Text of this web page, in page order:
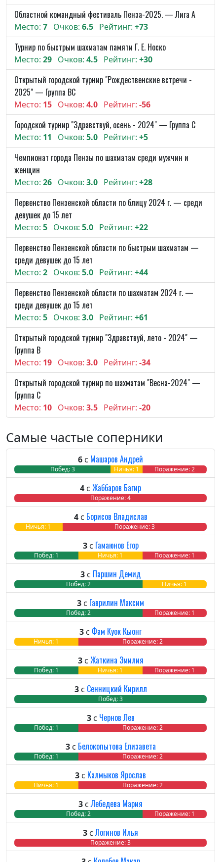
Областной командный фестиваль Пенза-2025. — Лига A
Место: 7 Очков: 6.5 Рейтинг: +73
Турнир по быстрым шахматам памяти Г. Е. Носко
Место: 29 Очков: 4.5 Рейтинг: +30
Открытый городской турнир "Рождественские встречи -
2025" — Группа BC
Место: 15 Очков: 4.0 Рейтинг: -56
Городской турнир "Здравствуй, осень - 2024" — Группа C
Место: 11 Очков: 5.0 Рейтинг: +5
Чемпионат города Пензы по шахматам среди мужчин и
женщин
Место: 26 Очков: 3.0 Рейтинг: +28
Первенство Пензенской области по блицу 2024 г. — среди
девушек до 15 лет
Место: 5 Очков: 5.0 Рейтинг: +22
Первенство Пензенской области по быстрым шахматам —
среди девушек до 15 лет
Место: 2 Очков: 5.0 Рейтинг: +44
Первенство Пензенской области по шахматам 2024 г. —
среди девушек до 15 лет
Место: 5 Очков: 3.0 Рейтинг: +61
Открытый городской турнир "Здравствуй, лето - 2024" —
Группа B
Место: 19 Очков: 3.0 Рейтинг: -34
Открытый городской турнир по шахматам "Весна-2024" —
Группа С
Место: 10 Очков: 3.5 Рейтинг: -20
Самые частые соперники
6 с Машаров Андрей
Побед: 3 Ничья: 1 Поражение: 2
4 с Жаббаров Багир
Побед: 0
Ничья: 0 Поражение: 4
4с Борисов Владислав
Побед: 0Ничья: 1 Поражение: 3
3с Гамаюнов Егор
Побед: 1 Ничья: 1 Поражение: 1
3 с Паршин Демид
Побед: 2 Ничья: 1
3 с Гаврилин Максим
Побед: 2 Ничья: 0
Поражение: 1
3 с Фам Куок Кыонг
Побед: 0Ничья: 1 Поражение: 2
3с Жаткина Эмилия
Побед: 1 Ничья: 1 Поражение: 1
3с Сенницкий Кирилл
Побед: 3
3с Чернов Лев
Побед: 1 Поражение: 2
3с Белокопытова Елизавета
Побед: 1 Поражение: 2
3 с Калмыков Ярослав
Побед: 0Ничья: 1 Поражение: 2
3 сЛебедева Мария
Побед: 2 Ничья: 0
Поражение: 1
3 сЛогинов Илья
Побед: 0
Ничья: 0 Поражение: 3